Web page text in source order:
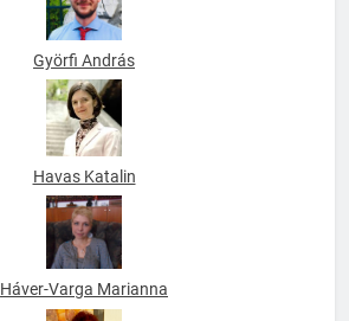
Györfi András
Havas Katalin
Háver-Varga Marianna